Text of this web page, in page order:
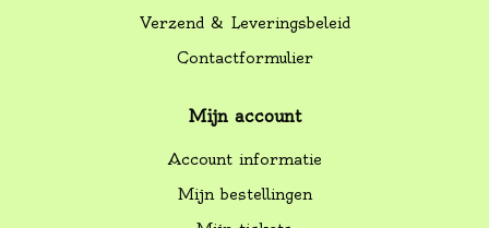
Verzend & Leveringsbeleid
Contactformulier
Mijn account
Account informatie
Mijn bestellingen